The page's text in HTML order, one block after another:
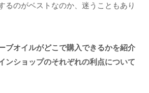
るのがベストなのか、迷うこともあり
ブオイルがどこで購入できるかを紹介
ンショップのそれぞれの利点について